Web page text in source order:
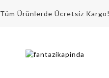
Tüm Ürünlerde Ücretsiz Kargo!